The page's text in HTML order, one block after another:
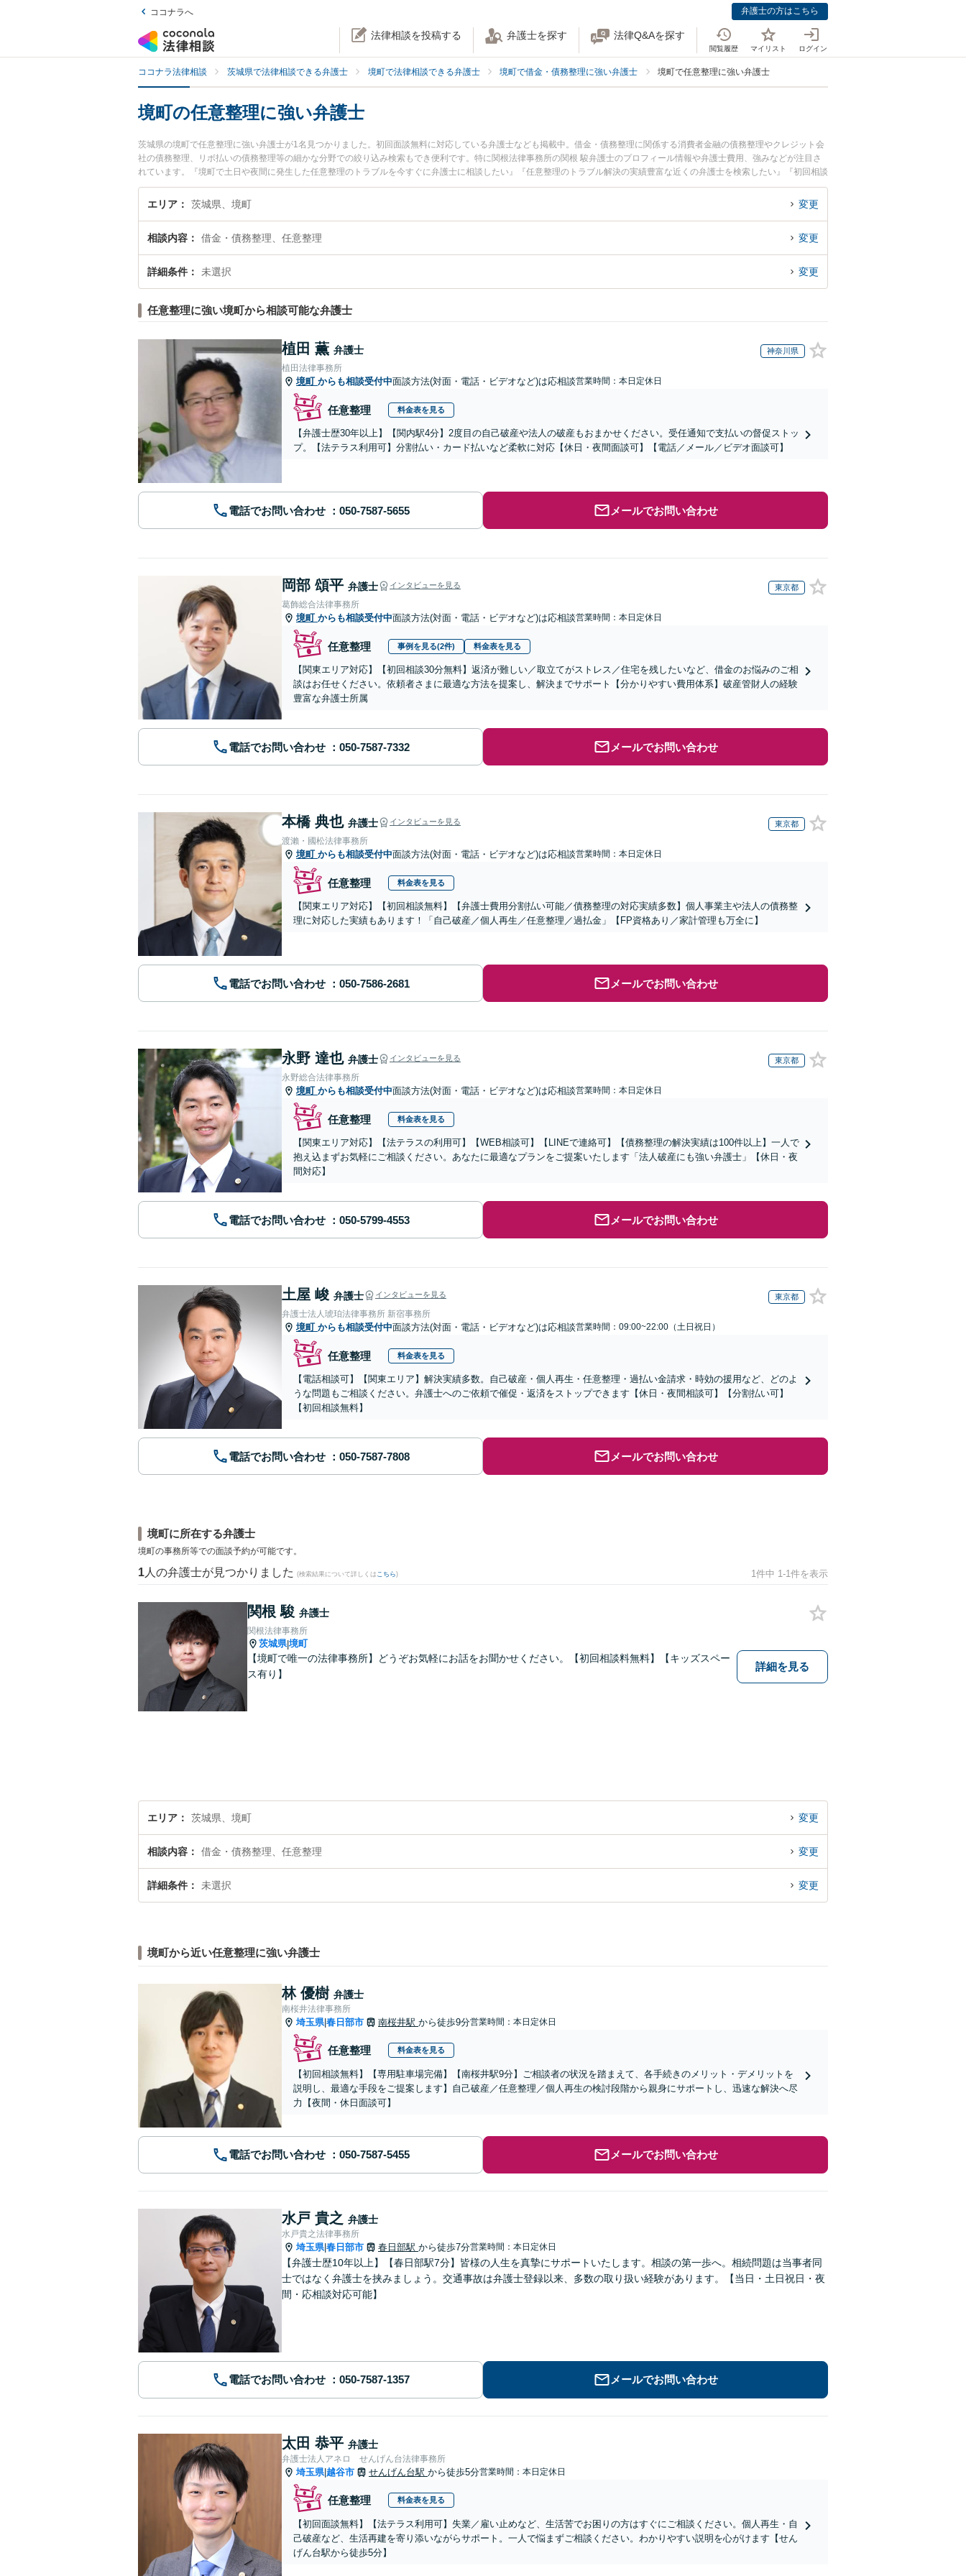
ココナラへ 弁護士の方はこちら
法律相談を投稿する 弁護士を探す 法律Q&Aを探す
閲覧履歴 マイリスト ログイン
ココナラ法律相談 茨城県で法律相談できる弁護士 境町で法律相談できる弁護士 境町で借金・債務整理に強い弁護士 境町で任意整理に強い弁護士
境町の任意整理に強い弁護士
茨城県の境町で任意整理に強い弁護士が1名見つかりました。初回面談無料に対応している弁護士なども掲載中。借金・債務整理に関係する消費者金融の債務整理やクレジット会
社の債務整理、リボ払いの債務整理等の細かな分野での絞り込み検索もでき便利です。特に関根法律事務所の関根 駿弁護士のプロフィール情報や弁護士費用、強みなどが注目さ
れています。『境町で土日や夜間に発生した任意整理のトラブルを今すぐに弁護士に相談したい』『任意整理のトラブル解決の実績豊富な近くの弁護士を検索したい』『初回相談
無料で任意整理を法律相談できる境町内の弁護士に相談予約したい』などでお困りの相談者さんにおすすめです。
エリア 茨城県、境町 変更
相談内容 借金・債務整理、任意整理 変更
詳細条件 未選択 変更
任意整理に強い境町から相談可能な弁護士
植田 薫 弁護士 神奈川県
植田法律事務所
境町 からも相談受付中面談方法(対面・電話・ビデオなど)は応相談営業時間：本日定休日
任意整理 料金表を見る
【弁護士歴30年以上】【関内駅4分】2度目の自己破産や法人の破産もおまかせください。受任通知で支払いの督促ストッ
プ。【法テラス利用可】分割払い・カード払いなど柔軟に対応【休日・夜間面談可】【電話／メール／ビデオ面談可】
電話でお問い合わせ メールでお問い合わせ
岡部 頌平 弁護士 インタビューを見る 東京都
葛飾総合法律事務所
境町 からも相談受付中面談方法(対面・電話・ビデオなど)は応相談営業時間：本日定休日
任意整理 事例を見る(2件) 料金表を見る
【関東エリア対応】【初回相談30分無料】返済が難しい／取立てがストレス／住宅を残したいなど、借金のお悩みのご相
談はお任せください。依頼者さまに最適な方法を提案し、解決までサポート【分かりやすい費用体系】破産管財人の経験
豊富な弁護士所属
電話でお問い合わせ メールでお問い合わせ
本橋 典也 弁護士 インタビューを見る 東京都
渡瀨・國松法律事務所
境町 からも相談受付中面談方法(対面・電話・ビデオなど)は応相談営業時間：本日定休日
任意整理 料金表を見る
【関東エリア対応】【初回相談無料】【弁護士費用分割払い可能／債務整理の対応実績多数】個人事業主や法人の債務整
理に対応した実績もあります！「自己破産／個人再生／任意整理／過払金」【FP資格あり／家計管理も万全に】
電話でお問い合わせ メールでお問い合わせ
永野 達也 弁護士 インタビューを見る 東京都
永野総合法律事務所
境町 からも相談受付中面談方法(対面・電話・ビデオなど)は応相談営業時間：本日定休日
任意整理 料金表を見る
【関東エリア対応】【法テラスの利用可】【WEB相談可】【LINEで連絡可】【債務整理の解決実績は100件以上】一人で
抱え込まずお気軽にご相談ください。あなたに最適なプランをご提案いたします「法人破産にも強い弁護士」【休日・夜
間対応】
電話でお問い合わせ メールでお問い合わせ
土屋 峻 弁護士 インタビューを見る 東京都
弁護士法人琥珀法律事務所 新宿事務所
境町 からも相談受付中面談方法(対面・電話・ビデオなど)は応相談営業時間：09:00~22:00（土日祝日）
任意整理 料金表を見る
【電話相談可】【関東エリア】解決実績多数。自己破産・個人再生・任意整理・過払い金請求・時効の援用など、どのよ
うな問題もご相談ください。弁護士へのご依頼で催促・返済をストップできます【休日・夜間相談可】【分割払い可】
【初回相談無料】
電話でお問い合わせ メールでお問い合わせ
境町に所在する弁護士
境町の事務所等での面談予約が可能です。
1 人の弁護士が見つかりました (検索結果について詳しくは こちら) 1件中 1-1件を表示
関根 駿 弁護士
関根法律事務所
茨城県|境町
【境町で唯一の法律事務所】どうぞお気軽にお話をお聞かせください。【初回相談料無料】【キッズスペー
ス有り】
詳細を見る
エリア 茨城県、境町 変更
相談内容 借金・債務整理、任意整理 変更
詳細条件 未選択 変更
境町から近い任意整理に強い弁護士
林 優樹 弁護士
南桜井法律事務所
埼玉県|春日部市 南桜井駅 から徒歩9分営業時間：本日定休日
任意整理 料金表を見る
【初回相談無料】【専用駐車場完備】【南桜井駅9分】ご相談者の状況を踏まえて、各手続きのメリット・デメリットを
説明し、最適な手段をご提案します】自己破産／任意整理／個人再生の検討段階から親身にサポートし、迅速な解決へ尽
力【夜間・休日面談可】
電話でお問い合わせ メールでお問い合わせ
水戸 貴之 弁護士
水戸貴之法律事務所
埼玉県|春日部市 春日部駅 から徒歩7分営業時間：本日定休日
【弁護士歴10年以上】【春日部駅7分】皆様の人生を真摯にサポートいたします。相談の第一歩へ。相続問題は当事者同
士ではなく弁護士を挟みましょう。交通事故は弁護士登録以来、多数の取り扱い経験があります。【当日・土日祝日・夜
間・応相談対応可能】
電話でお問い合わせ メールでお問い合わせ
太田 恭平 弁護士
弁護士法人アネロ せんげん台法律事務所
埼玉県|越谷市 せんげん台駅 から徒歩5分営業時間：本日定休日
任意整理 料金表を見る
【初回面談無料】【法テラス利用可】失業／雇い止めなど、生活苦でお困りの方はすぐにご相談ください。個人再生・自
己破産など、生活再建を寄り添いながらサポート。一人で悩まずご相談ください。わかりやすい説明を心がけます【せん
げん台駅から徒歩5分】